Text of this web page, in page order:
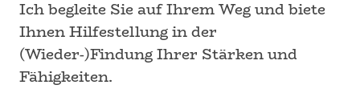
Ich begleite Sie auf Ihrem Weg und biete
Ihnen Hilfestellung in der
(Wieder-)Findung Ihrer Stärken und
Fähigkeiten.